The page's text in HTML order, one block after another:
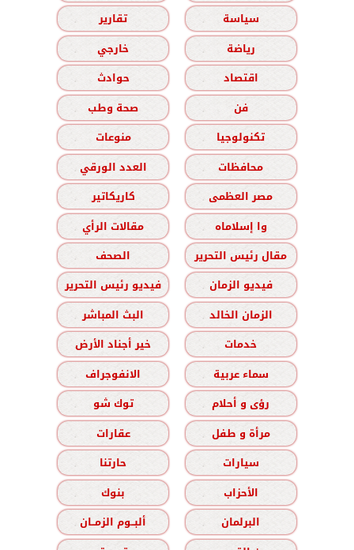
سياسة
تقارير
رياضة
خارجي
اقتصاد
حوادث
فن
صحة وطب
تكنولوجيا
منوعات
محافظات
العدد الورقي
مصر العظمى
كاريكاتير
وا إسلاماه
مقالات الرأي
مقال رئيس التحرير
الصحف
فيديو الزمان
فيديو رئيس التحرير
الزمان الخالد
البث المباشر
خدمات
خير أجناد الأرض
سماء عربية
الانفوجراف
رؤى و أحلام
توك شو
مرأة و طفل
عقارات
سيارات
حارتنا
الأحزاب
بنوك
البرلمان
ألبــوم الزمــان